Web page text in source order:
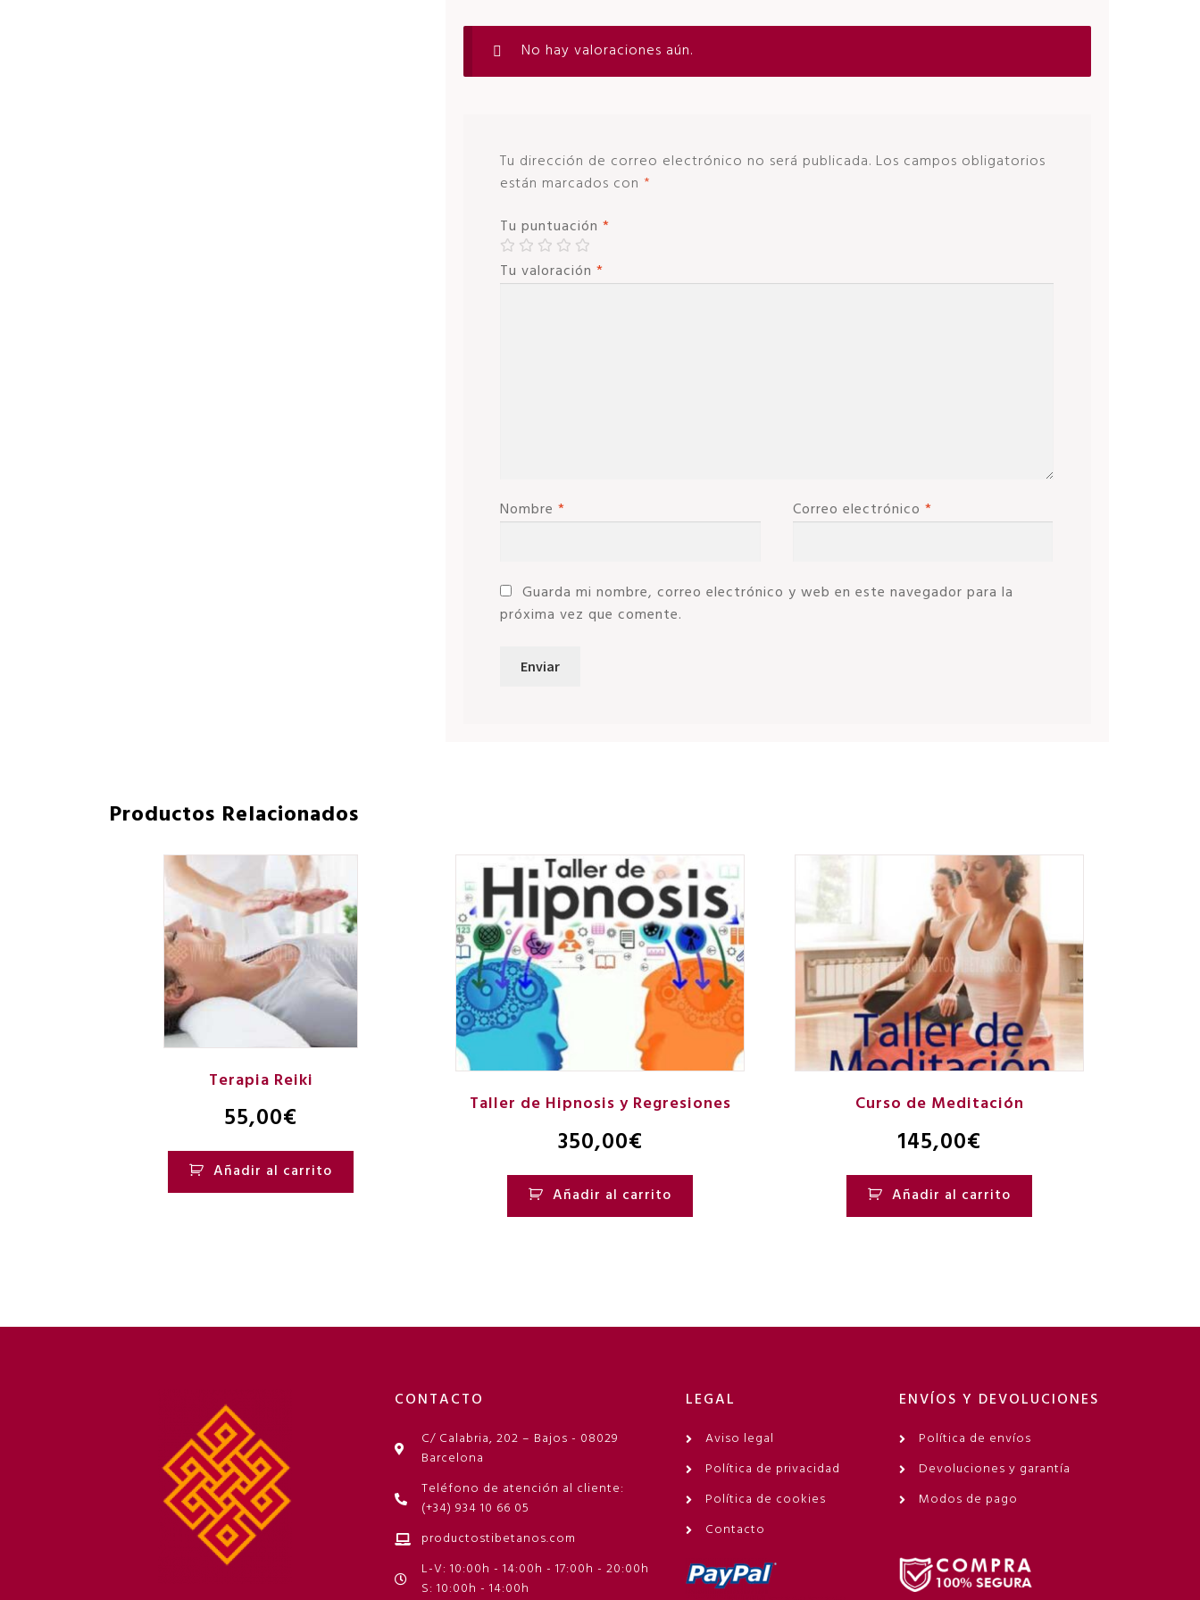
No hay valoraciones aún.
Tu dirección de correo electrónico no será publicada. Los campos obligatorios
están marcados con *
Tu puntuación*
Tu valoración*
Nombre* Correo electrónico*
Guarda mi nombre, correo electrónico y web en este navegador para la
próxima vez que comente.
Productos Relacionados
Terapia Reiki
55,00€
Añadir al carrito
Taller de Hipnosis y Regresiones
350,00€
Añadir al carrito
Curso de Meditación
145,00€
Añadir al carrito
CONTACTO
C/ Calabria, 202 – Bajos - 08029
Barcelona
Teléfono de atención al cliente:
(+34) 934 10 66 05
productostibetanos.com
L-V: 10:00h - 14:00h - 17:00h - 20:00h
S: 10:00h - 14:00h
LEGAL
Aviso legal
Política de privacidad
Política de cookies
Contacto
ENVÍOS Y DEVOLUCIONES
Política de envíos
Devoluciones y garantía
Modos de pago